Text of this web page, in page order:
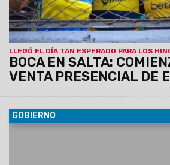
LLEGÓ EL DÍA TAN ESPERADO PARA LOS
BOCA EN SALTA:
VENTA PRESENCIAL DE
GOBIERNO